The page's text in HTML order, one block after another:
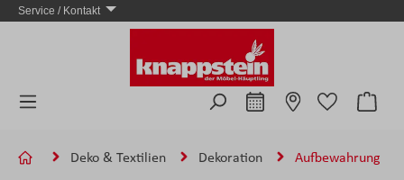
Zum Hauptinhalt springen
Service / Kontakt
Deko & Textilien Dekoration Aufbewahrung